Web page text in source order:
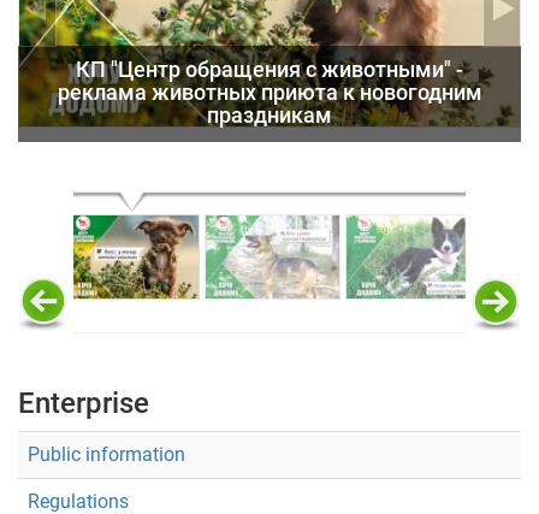
КП "Центр обращения с животными" -
реклама животных приюта к новогодним
праздникам
Enterprise
Public information
Regulations